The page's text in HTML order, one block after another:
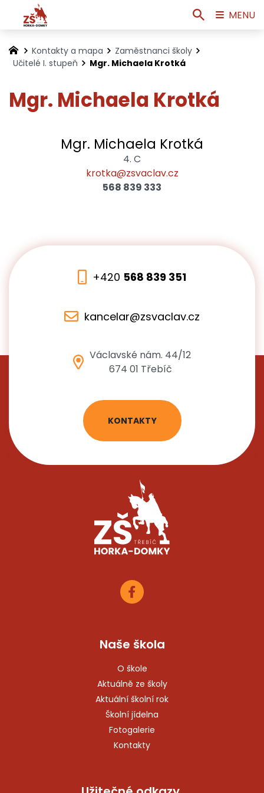
Kontakty a mapa
Zaměstnanci školy
Učitelé I. stupeň
Mgr. Michaela Krotká
Mgr. Michaela Krotká
Mgr. Michaela Krotká
4. C
krotka@zsvaclav.cz
568 839 333
+420 568 839 351
kancelar@zsvaclav.cz
Václavské nám. 44/12
674 01 Třebíč
KONTAKTY
Naše škola
O škole
Aktuálně ze školy
Aktuální školní rok
Školní jídelna
Fotogalerie
Kontakty
MENU